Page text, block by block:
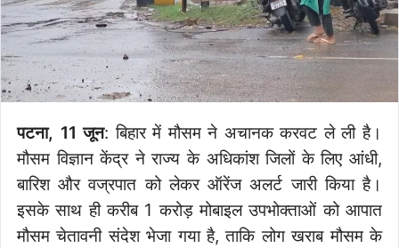
पटना, 11 जून: बिहार में मौसम ने अचानक करवट ले ली है।
मौसम विज्ञान केंद्र ने राज्य के अधिकांश जिलों के लिए आंधी,
बारिश और वज्रपात को लेकर ऑरेंज अलर्ट जारी किया है।
इसके साथ ही करीब 1 करोड़ मोबाइल उपभोक्ताओं को आपात
मौसम चेतावनी संदेश भेजा गया है, ताकि लोग खराब मौसम के